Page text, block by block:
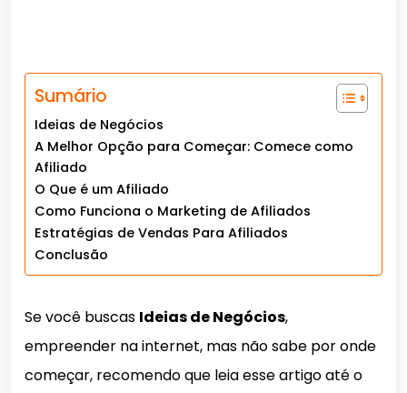
Sumário
Ideias de Negócios
A Melhor Opção para Começar: Comece como
Afiliado
O Que é um Afiliado
Como Funciona o Marketing de Afiliados
Estratégias de Vendas Para Afiliados
Conclusão
Se você buscas Ideias de Negócios,
empreender na internet, mas não sabe por onde
começar, recomendo que leia esse artigo até o